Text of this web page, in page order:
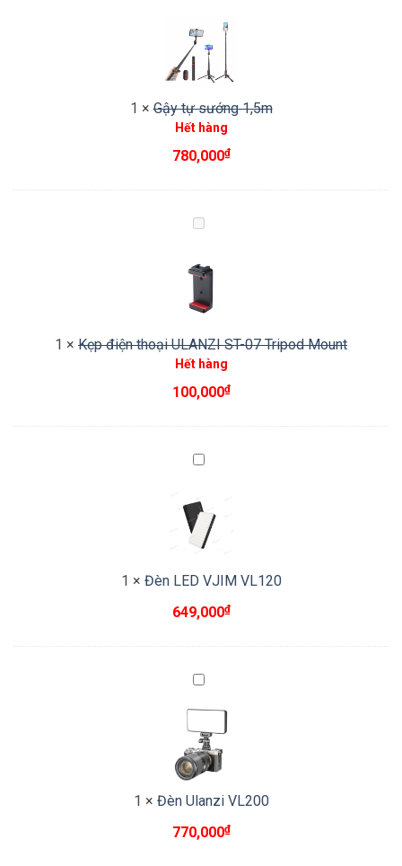
sướng
1,5m
1 ×Gậy tự sướng 1,5m
Hết hàng
780,000₫
Kẹp
thoại
ULANZI
ST-
Tripod
Mount
1 × Kẹp điện thoại ULANZI ST-07 Tripod Mount
Hết hàng
100,000₫
Đèn
VJIM
VL120
1 × Đèn LED VJIM VL120
649,000₫
Đèn
1 × Đèn Ulanzi VL200
770,000₫